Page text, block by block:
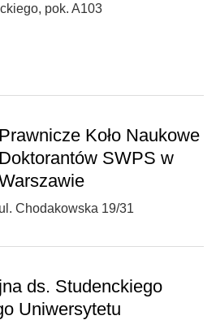
pok. A103
Prawnicze Koło Naukowe
Doktorantów SWPS w
ul. Chodakowska 19/31
ds. Studenckiego
Uniwersytetu